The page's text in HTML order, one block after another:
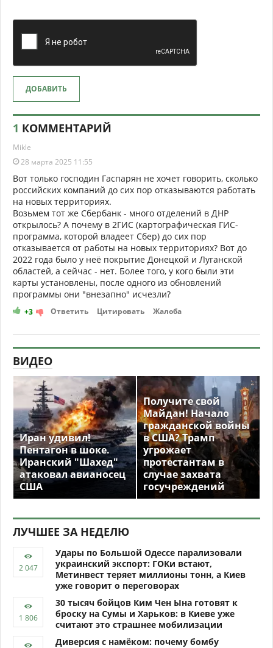
ДОБАВИТЬ
1 КОММЕНТАРИЙ
Mikle
28 марта 2025 11:55
Вот только господин Гаспарян не хочет говорить, сколько
российских компаний до сих пор отказываются работать
на новых территориях.
Возьмем тот же Сбербанк - много отделений в ДНР
открылось? А почему в 2ГИС (картографическая ГИС-
программа, которой владеет Сбер) до сих пор
отказывается от работы на новых территориях? Вот до
2022 года было у неё покрытие Донецкой и Луганской
областей, а сейчас - нет. Более того, у кого были эти
карты установлены, после одного из обновлений
программы они "внезапно" исчезли?
+3 Ответить Цитировать Жалоба
ВИДЕО
Иран удивил!
Пентагон в шоке.
Иранский "Шахед"
атаковал авианосец
США
Получите свой
Майдан! Начало
гражданской войны
в США? Трамп
угрожает
протестантам в
случае захвата
госучреждений
ЛУЧШЕЕ ЗА НЕДЕЛЮ
Удары по Большой Одессе парализовали
украинский экспорт: ГОКи встают,
Метинвест теряет миллионы тонн, а Киев
уже говорит о переговорах
30 тысяч бойцов Ким Чен Ына готовят к
броску на Сумы и Харьков: в Киеве уже
считают это страшнее мобилизации
Диверсия с намёком: почему бомбу